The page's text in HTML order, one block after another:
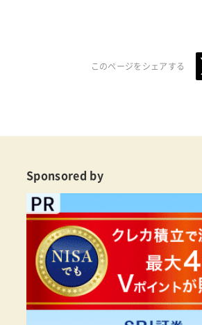
このページをシェアする
Sponsored by